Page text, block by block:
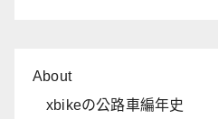
About
xbikeの公路車編年史